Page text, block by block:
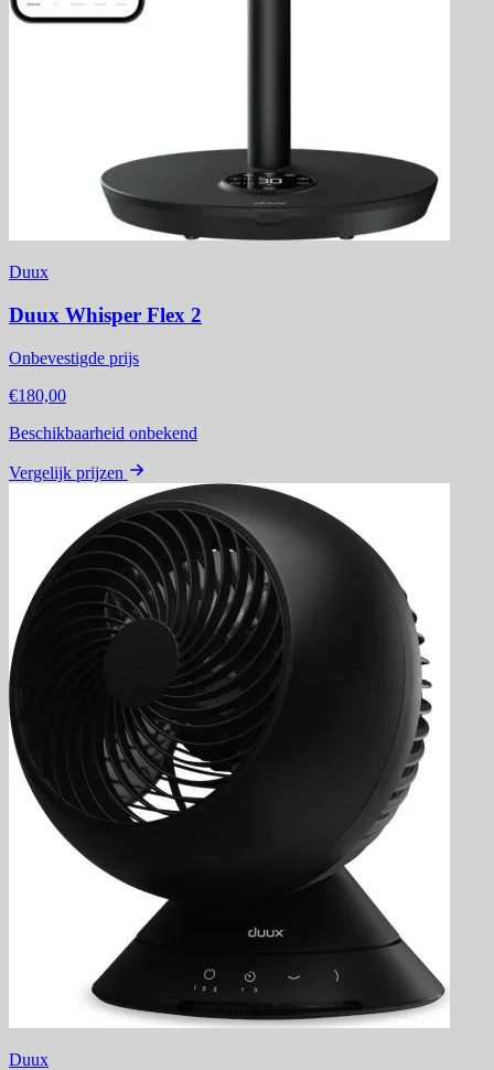
Duux
Duux Whisper Flex 2
Onbevestigde prijs
€180,00
Beschikbaarheid onbekend
Vergelijk prijzen
Duux